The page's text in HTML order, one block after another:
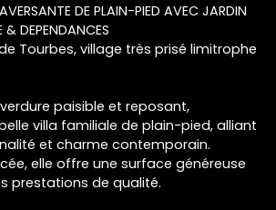
DE PLAIN-PIED AVEC JARDIN
& DEPENDANCES
Tourbes, village très prisé limitrophe
paisible et reposant,
villa familiale de plain-pied, alliant
et charme contemporain.
elle offre une surface généreuse
prestations de qualité.